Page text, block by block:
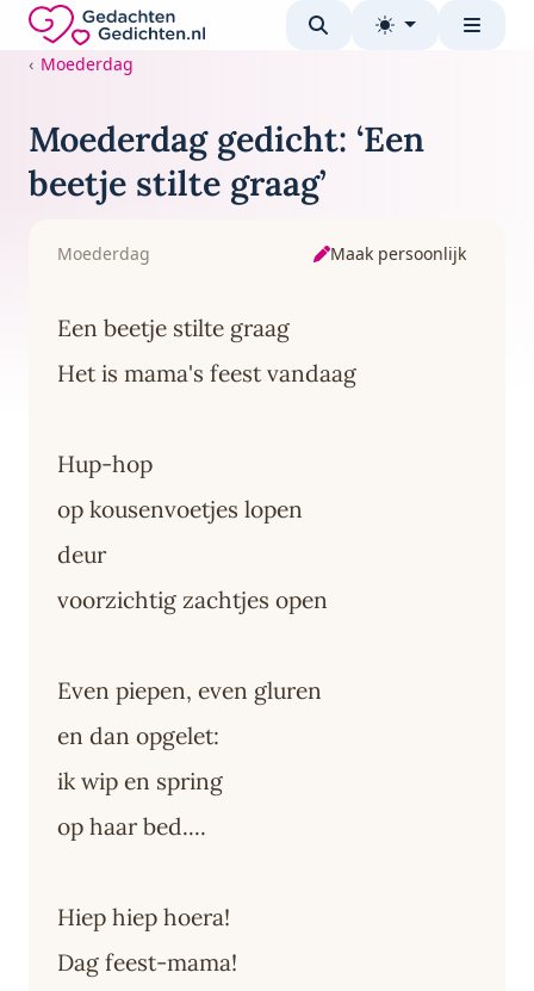
Direct naar de inhoud
Gedachten-Gedichten.nl — naar de homepage
Moederdag
Moederdag gedicht: ‘Een
beetje stilte graag’
Moederdag Maak persoonlijk
Een beetje stilte graag
Het is mama's feest vandaag
Hup-hop
op kousenvoetjes lopen
deur
voorzichtig zachtjes open
Even piepen, even gluren
en dan opgelet:
ik wip en spring
op haar bed....
Hiep hiep hoera!
Dag feest-mama!